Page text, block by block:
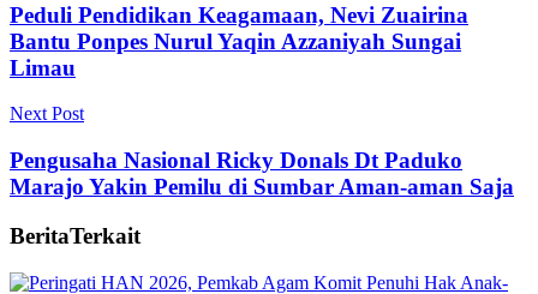
Peduli Pendidikan Keagamaan, Nevi Zuairina
Bantu Ponpes Nurul Yaqin Azzaniyah Sungai
Limau
Next Post
Pengusaha Nasional Ricky Donals Dt Paduko
Marajo Yakin Pemilu di Sumbar Aman-aman Saja
BeritaTerkait